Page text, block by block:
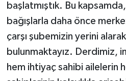
başlatmıştık. Bu
bağışlarla daha önce
çarşı şubemizin yerini
bulunmaktayız. Derdimiz,
hem ihtiyaç sahibi ailelerin